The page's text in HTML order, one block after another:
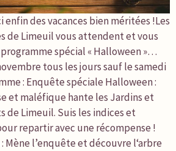
enfin des vacances bien méritées !Les
de Limeuil vous attendent et vous
spécial « Halloween »…
tous les jours sauf le samedi
: Enquête spéciale Halloween :
et maléfique hante les Jardins et
de Limeuil. Suis les indices et
repartir avec une récompense !
: Mène l’enquête et découvre l‘arbre